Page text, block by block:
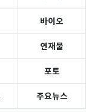
바이오
연재물
포토
주요뉴스